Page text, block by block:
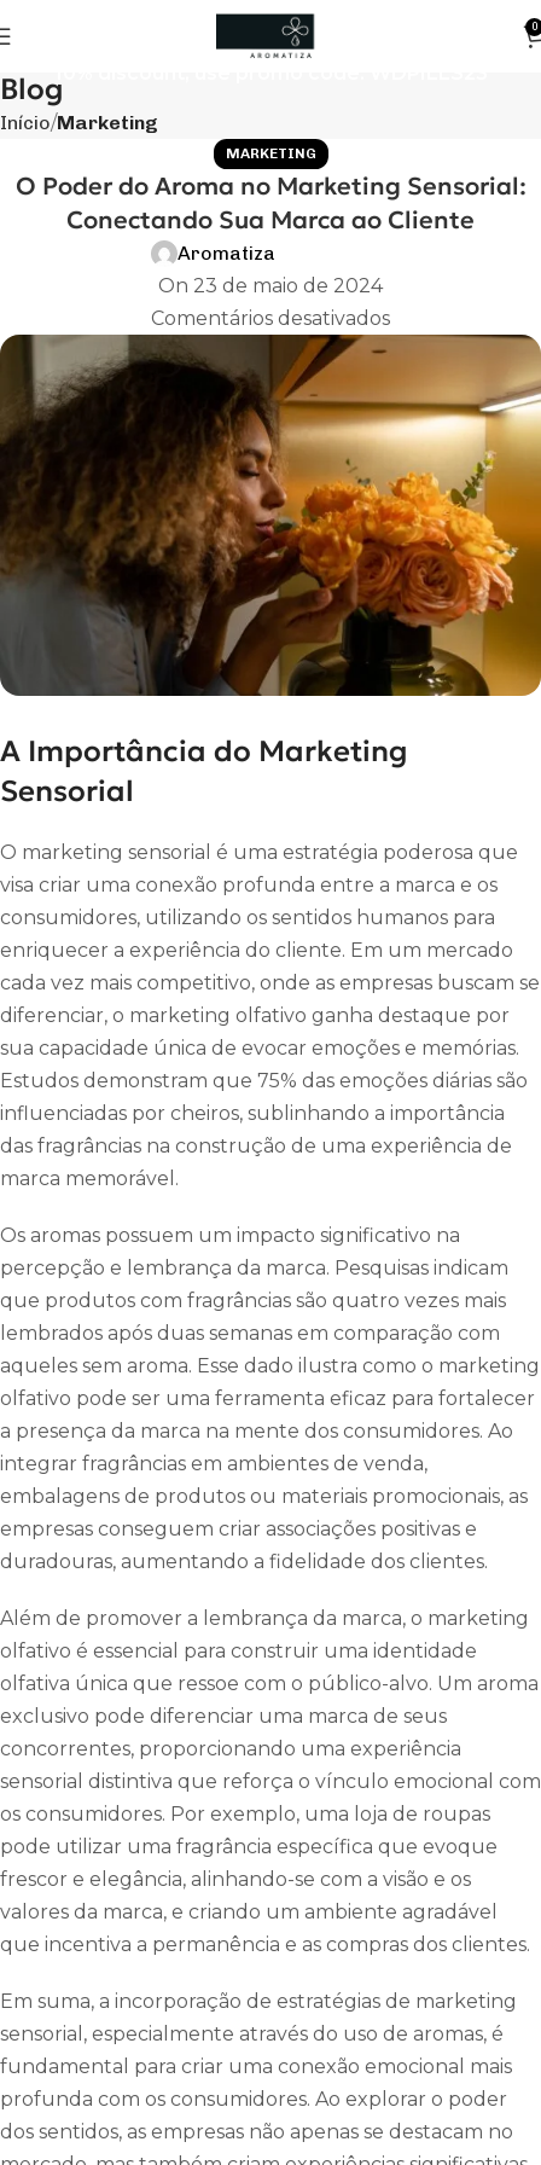
0
Blog
Início Marketing
MARKETING
O Poder do Aroma no Marketing Sensorial:
Conectando Sua Marca ao Cliente
Aromatiza
On 23 de maio de 2024
Comentários desativados
A Importância do Marketing
Sensorial
O marketing sensorial é uma estratégia poderosa que
visa criar uma conexão profunda entre a marca e os
consumidores, utilizando os sentidos humanos para
enriquecer a experiência do cliente. Em um mercado
cada vez mais competitivo, onde as empresas buscam se
diferenciar, o marketing olfativo ganha destaque por
sua capacidade única de evocar emoções e memórias.
Estudos demonstram que 75% das emoções diárias são
influenciadas por cheiros, sublinhando a importância
das fragrâncias na construção de uma experiência de
marca memorável.
Os aromas possuem um impacto significativo na
percepção e lembrança da marca. Pesquisas indicam
que produtos com fragrâncias são quatro vezes mais
lembrados após duas semanas em comparação com
aqueles sem aroma. Esse dado ilustra como o marketing
olfativo pode ser uma ferramenta eficaz para fortalecer
a presença da marca na mente dos consumidores. Ao
integrar fragrâncias em ambientes de venda,
embalagens de produtos ou materiais promocionais, as
empresas conseguem criar associações positivas e
duradouras, aumentando a fidelidade dos clientes.
Além de promover a lembrança da marca, o marketing
olfativo é essencial para construir uma identidade
olfativa única que ressoe com o público-alvo. Um aroma
exclusivo pode diferenciar uma marca de seus
concorrentes, proporcionando uma experiência
sensorial distintiva que reforça o vínculo emocional com
os consumidores. Por exemplo, uma loja de roupas
pode utilizar uma fragrância específica que evoque
frescor e elegância, alinhando-se com a visão e os
valores da marca, e criando um ambiente agradável
que incentiva a permanência e as compras dos clientes.
Em suma, a incorporação de estratégias de marketing
sensorial, especialmente através do uso de aromas, é
fundamental para criar uma conexão emocional mais
profunda com os consumidores. Ao explorar o poder
dos sentidos, as empresas não apenas se destacam no